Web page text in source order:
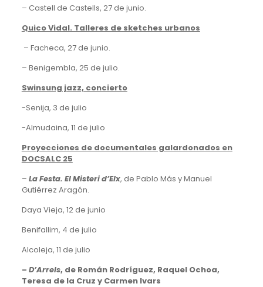
– Castell de Castells, 27 de junio.
Quico Vidal. Talleres de sketches urbanos
– Facheca, 27 de junio.
– Benigembla, 25 de julio.
Swinsung jazz, concierto
-Senija, 3 de julio
-Almudaina, 11 de julio
Proyecciones de documentales galardonados en
DOCSALC 25
– La Festa. El Misteri d’Elx, de Pablo Más y Manuel
Gutiérrez Aragón.
Daya Vieja, 12 de junio
Benifallim, 4 de julio
Alcoleja, 11 de julio
– D’Arrels, de Román Rodríguez, Raquel Ochoa,
Teresa de la Cruz y Carmen Ivars